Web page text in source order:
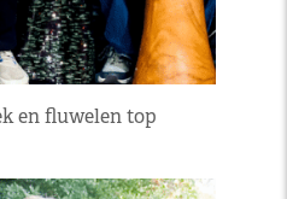
en fluwelen top